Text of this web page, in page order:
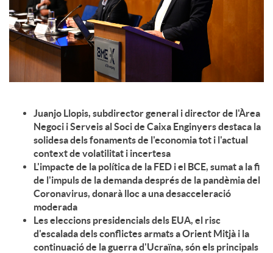
o
n
t
n
Juanjo Llopis, subdirector general i director de l'Àrea
Negoci i Serveis al Soci de Caixa Enginyers destaca la
solidesa dels fonaments de l'economia tot i l'actual
context de volatilitat i incertesa
L'impacte de la política de la FED i el BCE, sumat a la fi
de l'impuls de la demanda després de la pandèmia del
Coronavirus, donarà lloc a una desacceleració
moderada
Les eleccions presidencials dels EUA, el risc
d'escalada dels conflictes armats a Orient Mitjà i la
continuació de la guerra d'Ucraïna, són els principals